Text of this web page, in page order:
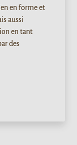
en forme et
aussi
en tant
des